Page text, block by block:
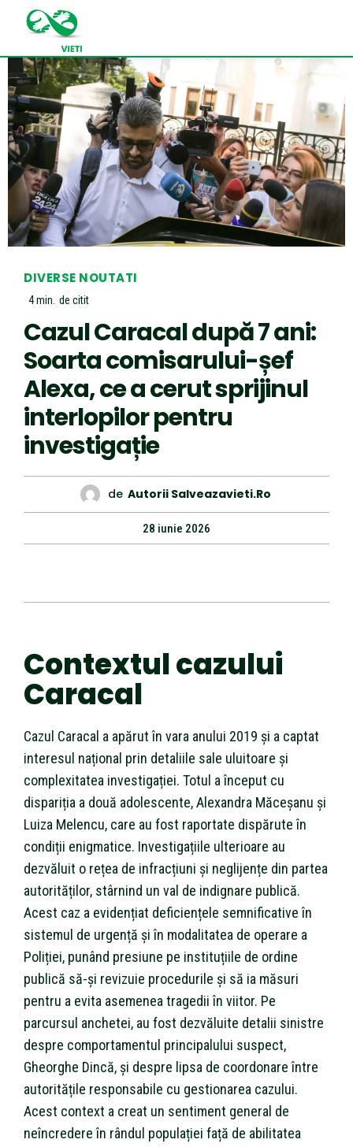
DIVERSE NOUTATI
4min. de citit
Cazul Caracal după 7 ani:
Soarta comisarului-șef
Alexa, ce a cerut sprijinul
interlopilor pentru
investigație
de Autorii Salveazavieti.ro
28 iunie 2026
Contextul cazului
Caracal
Cazul Caracal a apărut în vara anului 2019 și a captat
interesul național prin detaliile sale uluitoare și
complexitatea investigației. Totul a început cu
dispariția a două adolescente, Alexandra Măceșanu și
Luiza Melencu, care au fost raportate dispărute în
condiții enigmatice. Investigațiile ulterioare au
dezvăluit o rețea de infracțiuni și neglijențe din partea
autorităților, stârnind un val de indignare publică.
Acest caz a evidențiat deficiențele semnificative în
sistemul de urgență și în modalitatea de operare a
Poliției, punând presiune pe instituțiile de ordine
publică să-și revizuie procedurile și să ia măsuri
pentru a evita asemenea tragedii în viitor. Pe
parcursul anchetei, au fost dezvăluite detalii sinistre
despre comportamentul principalului suspect,
Gheorghe Dincă, și despre lipsa de coordonare între
autoritățile responsabile cu gestionarea cazului.
Acest context a creat un sentiment general de
neîncredere în rândul populației față de abilitatea